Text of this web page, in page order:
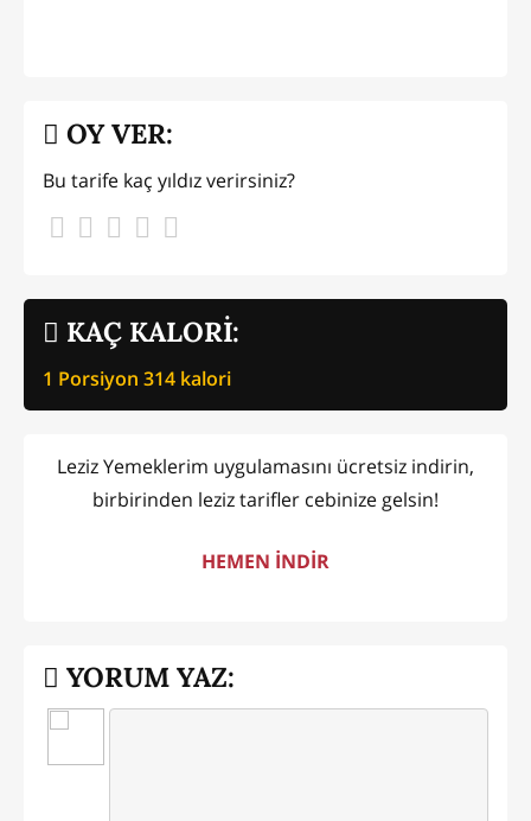
KAÇ KALORİ:
1 Porsiyon 314 kalori
OY VER:
Bu tarife kaç yıldız verirsiniz?
Leziz Yemeklerim uygulamasını ücretsiz indirin,
birbirinden leziz tarifler cebinize gelsin!
HEMEN İNDİR
YORUM YAZ: